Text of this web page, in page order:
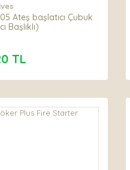
Ateş başlatıcı Çubuk
Başlıklı)
TL